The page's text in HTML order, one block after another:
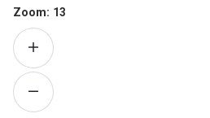
Zoom: 13